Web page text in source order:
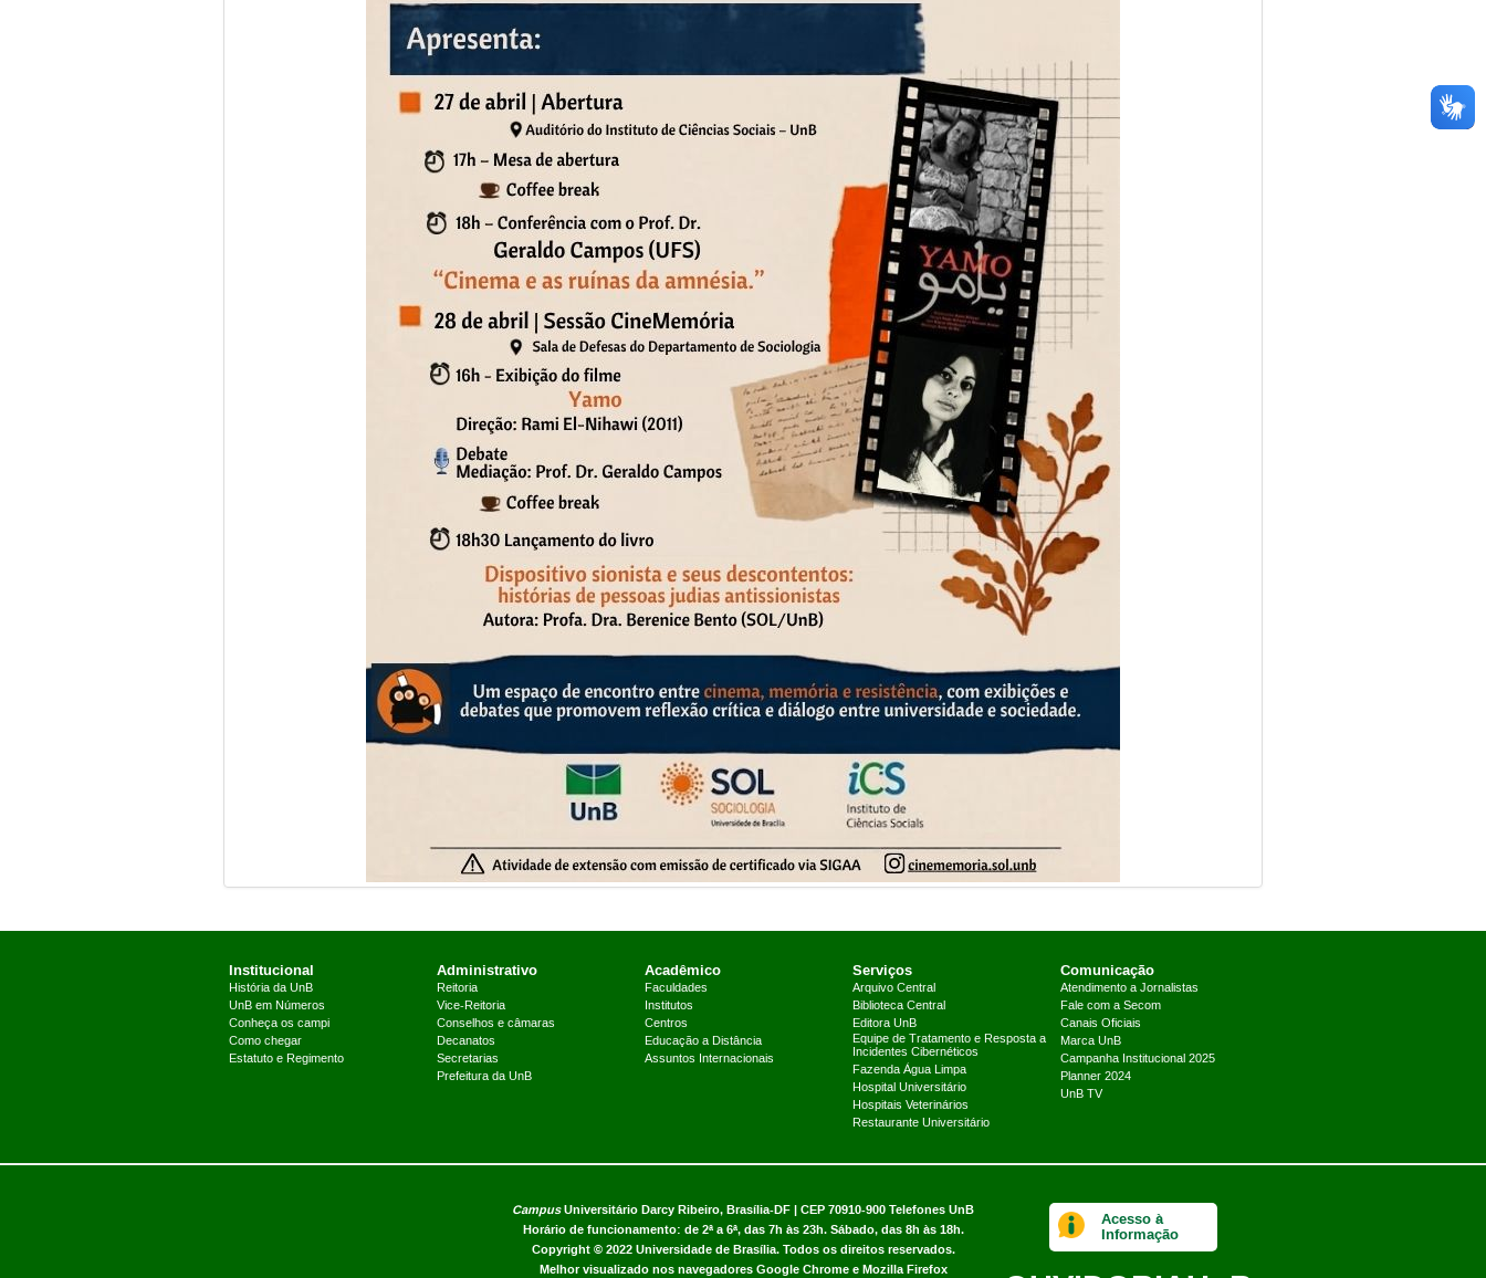
Institucional
História da UnB
UnB em Números
Conheça os campi
Como chegar
Estatuto e Regimento
Administrativo
Reitoria
Vice-Reitoria
Conselhos e câmaras
Decanatos
Secretarias
Prefeitura da UnB
Acadêmico
Faculdades
Institutos
Centros
Educação a Distância
Assuntos Internacionais
Serviços
Arquivo Central
Biblioteca Central
Editora UnB
Equipe de Tratamento e Resposta a
Incidentes Cibernéticos
Fazenda Água Limpa
Hospital Universitário
Hospitais Veterinários
Restaurante Universitário
Comunicação
Atendimento a Jornalistas
Fale com a Secom
Canais Oficiais
Marca UnB
Campanha Institucional 2025
Planner 2024
UnB TV
CampusUniversitário Darcy Ribeiro, Brasília-DF | CEP 70910-900 Telefones UnB
Horário de funcionamento: de 2ª a 6ª, das 7h às 23h. Sábado, das 8h às 18h.
Copyright © 2022 Universidade de Brasília. Todos os direitos reservados.
Melhor visualizado nos navegadores Google Chrome e Mozilla Firefox
Acesso à
Informação